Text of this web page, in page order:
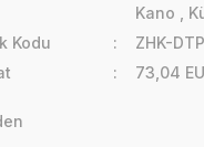
Kano
Kodu
ZHK-
73,04